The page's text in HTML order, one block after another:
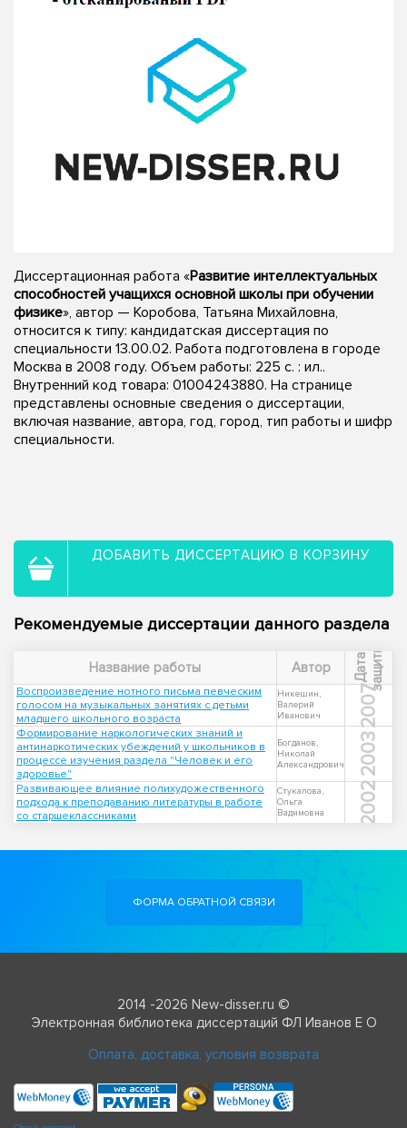
Диссертационная работа «Развитие интеллектуальных
способностей учащихся основной школы при обучении
физике», автор — Коробова, Татьяна Михайловна,
относится к типу: кандидатская диссертация по
специальности 13.00.02. Работа подготовлена в городе
Москва в 2008 году. Объем работы: 225 с. : ил..
Внутренний код товара: 01004243880. На странице
представлены основные сведения о диссертации,
включая название, автора, год, город, тип работы и шифр
специальности.
ДОБАВИТЬ ДИССЕРТАЦИЮ В КОРЗИНУ
Рекомендуемые диссертации данного раздела
Название работы Автор Д
а
т
а
з
а
щ
и
т ы
Воспроизведение нотного письма певческим
голосом на музыкальных занятиях с детьми
младшего школьного возраста
Никешин,
Валерий
Иванович
2007
Формирование наркологических знаний и
антинаркотических убеждений у школьников в
процессе изучения раздела "Человек и его
здоровье"
Богданов,
Николай
Александрович
2003
Развивающее влияние полихудожественного
подхода к преподаванию литературы в работе
со старшеклассниками
Стукалова,
Ольга
Вадимовна
2002
ФОРМА ОБРАТНОЙ СВЯЗИ
2014 -2026 New-disser.ru ©
Электронная библиотека диссертаций ФЛ Иванов Е О
Оплата, доставка, условия возврата